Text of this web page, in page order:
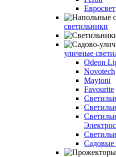
Евросвет
светильники
уличные
Odeon
Novotech
Maytoni
Favourite
Садовые